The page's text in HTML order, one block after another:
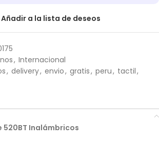
Añadir a la lista de deseos
, Internacional
, delivery, envio, gratis, peru, tactil,
520BT Inalámbricos